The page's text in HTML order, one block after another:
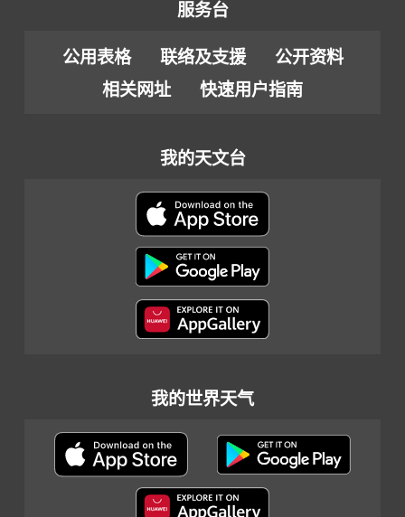
服务台
公用表格 联络及支援
公开资料
相关网址
快速用户指南
我的天文台
我的世界天气